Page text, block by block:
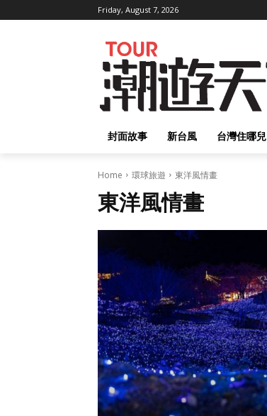
Friday, August 7, 2026
封面故事 新台風 台灣住哪兒
Home 環球旅遊 東洋風情畫
東洋風情畫